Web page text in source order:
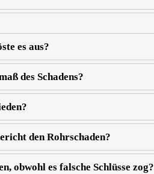
es aus?
des Schadens?
den Rohrschaden?
obwohl es falsche Schlüsse zog?